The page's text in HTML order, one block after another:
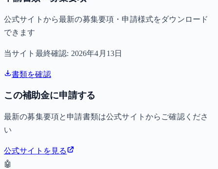
公式サイトから最新の募集要項・申請様式をダウンロード
できます
当サイト最終確認: 2026年4月13日
書類を確認
この補助金に申請する
最新の募集要項と申請書類は公式サイトからご確認くださ
い
公式サイトを見る
🤖